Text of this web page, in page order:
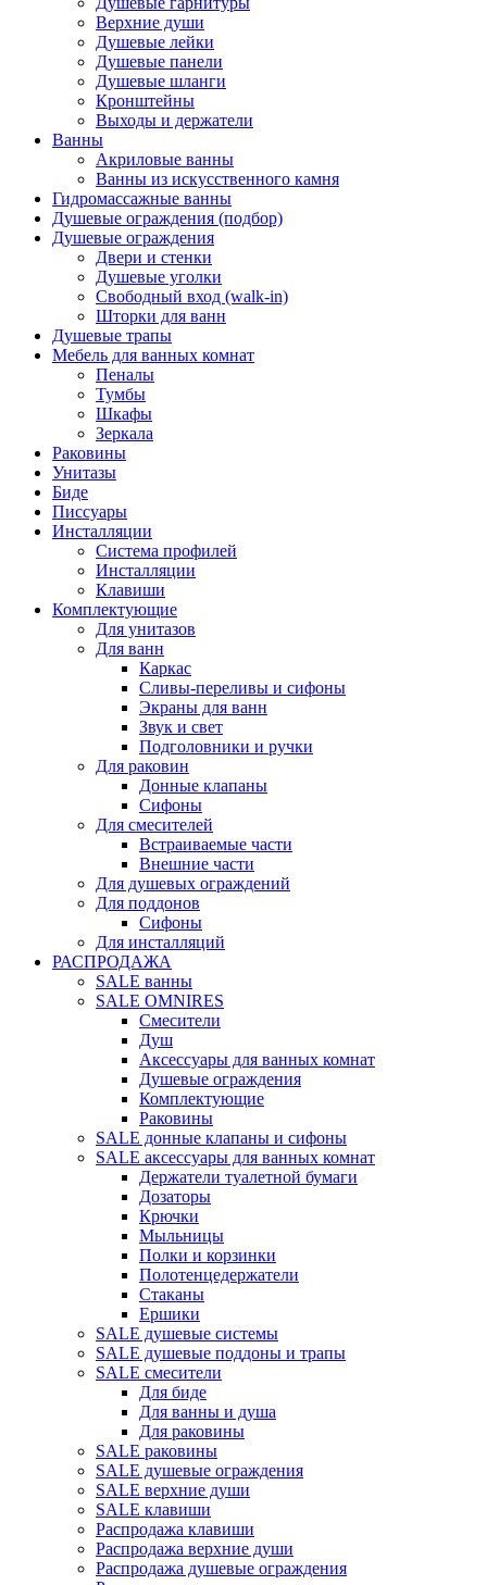
Верхние души
Душевые лейки
Душевые панели
Душевые шланги
Кронштейны
Выходы и держатели
Ванны
Акриловые ванны
Ванны из искусственного камня
Гидромассажные ванны
Душевые ограждения (подбор)
Душевые ограждения
Двери и стенки
Душевые уголки
Свободный вход (walk-in)
Шторки для ванн
Душевые трапы
Мебель для ванных комнат
Пеналы
Тумбы
Шкафы
Зеркала
Раковины
Унитазы
Биде
Писсуары
Инсталляции
Система профилей
Инсталляции
Клавиши
Комплектующие
Для унитазов
Для ванн
Каркас
Сливы-переливы и сифоны
Экраны для ванн
Звук и свет
Подголовники и ручки
Для раковин
Донные клапаны
Сифоны
Для смесителей
Встраиваемые части
Внешние части
Для душевых ограждений
Для поддонов
Сифоны
Для инсталляций
РАСПРОДАЖА
SALE ванны
SALE OMNIRES
Смесители
Душ
Аксессуары для ванных комнат
Душевые ограждения
Комплектующие
Раковины
SALE донные клапаны и сифоны
SALE аксессуары для ванных комнат
Держатели туалетной бумаги
Дозаторы
Крючки
Мыльницы
Полки и корзинки
Полотенцедержатели
Стаканы
Ершики
SALE душевые системы
SALE душевые поддоны и трапы
SALE смесители
Для биде
Для ванны и душа
Для раковины
SALE раковины
SALE душевые ограждения
SALE верхние души
SALE клавиши
Распродажа клавиши
Распродажа верхние души
Распродажа душевые ограждения